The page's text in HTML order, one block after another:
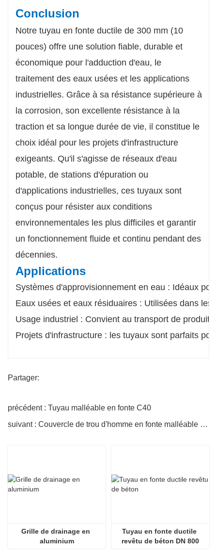
Conclusion
Notre tuyau en fonte ductile de 300 mm (10
pouces) offre une solution fiable, durable et
économique pour l'adduction d'eau, le
traitement des eaux usées et les applications
industrielles. Grâce à sa résistance supérieure à
la corrosion, son excellente résistance à la
traction et sa longue durée de vie, il constitue le
choix idéal pour les projets d'infrastructure
exigeants. Qu'il s'agisse de réseaux d'eau
potable, de stations d'épuration ou
d'applications industrielles, ces tuyaux sont
conçus pour résister aux conditions
environnementales les plus difficiles et garantir
un fonctionnement fluide et continu pendant des
décennies.
Applications
Systèmes d'approvisionnement en eau : Idéaux
Eaux usées et eaux résiduaires : Utilisées dans
Usage industriel : Convient au transport de
Projets d'infrastructure : les tuyaux sont parfaits
Partager:
précédent : Tuyau malléable en fonte C40
suivant : Couvercle de trou d'homme en fonte malléable D400, forte capacité
Grille de drainage en
aluminium
Tuyau en fonte ductile
revêtu de béton DN 800